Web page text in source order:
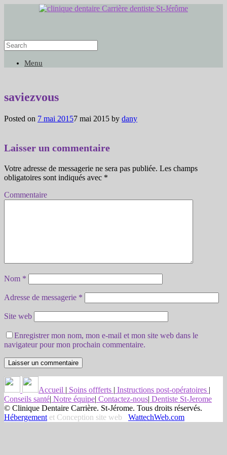
Menu
saviezvous
Posted on 7 mai 20157 mai 2015 by dany
Laisser un commentaire
Votre adresse de messagerie ne sera pas publiée. Les champs
obligatoires sont indiqués avec *
Commentaire
Nom *
Adresse de messagerie *
Site web
Enregistrer mon nom, mon e-mail et mon site web dans le
navigateur pour mon prochain commentaire.
Accueil | Soins offferts | Instructions post-opératoires |
Conseils santé| Notre équipe| Contactez-nous| Dentiste St-Jerome
© Clinique Dentaire Carrière. St-Jérome. Tous droits réservés.
Hébergement et Conception site web WattechWeb.com